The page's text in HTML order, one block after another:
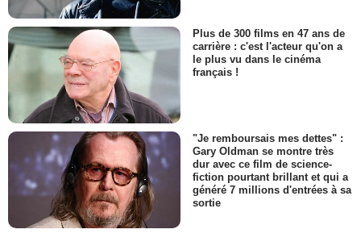
Plus de 300 films en 47 ans de
carrière : c'est l'acteur qu'on a
le plus vu dans le cinéma
français !
"Je remboursais mes dettes" :
Gary Oldman se montre très
dur avec ce film de science-
fiction pourtant brillant et qui a
généré 7 millions d'entrées à sa
sortie